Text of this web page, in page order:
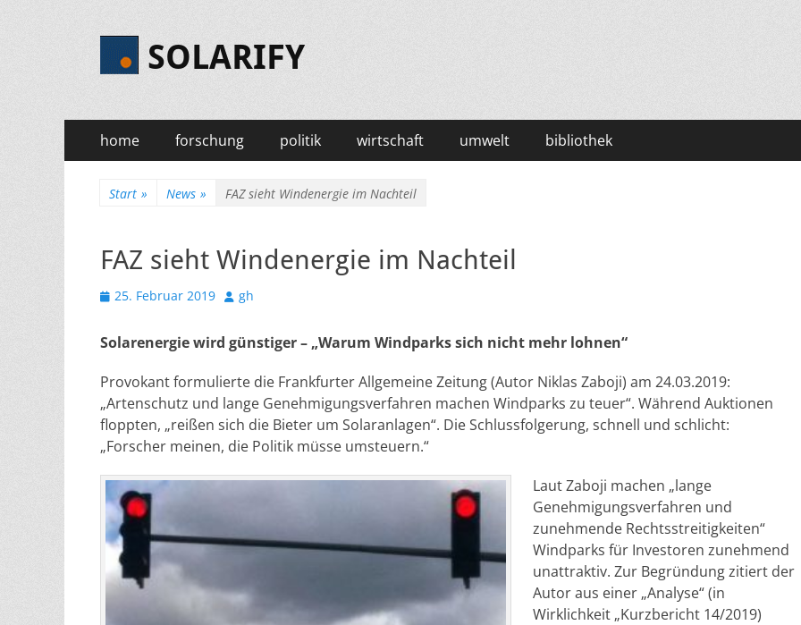
SOLARIFY
Primäres
Menü
Zum
Inhalt
home forschung politik wirtschaft umwelt bibliothek
Start » News » FAZ sieht Windenergie im Nachteil
FAZ sieht Windenergie im Nachteil
Veröffentlicht
25. Februar 2019 Autor
gh
Solarenergie wird günstiger – „Warum Windparks sich nicht mehr lohnen“
Provokant formulierte die Frankfurter Allgemeine Zeitung (Autor Niklas Zaboji) am 24.03.2019:
„Artenschutz und lange Genehmigungsverfahren machen Windparks zu teuer“. Während Auktionen
floppten, „reißen sich die Bieter um Solaranlagen“. Die Schlussfolgerung, schnell und schlicht:
„Forscher meinen, die Politik müsse umsteuern.“
Laut Zaboji machen „lange
Genehmigungsverfahren und
zunehmende Rechtsstreitigkeiten“
Windparks für Investoren zunehmend
unattraktiv. Zur Begründung zitiert der
Autor aus einer „Analyse“ (in
Wirklichkeit „Kurzbericht 14/2019)